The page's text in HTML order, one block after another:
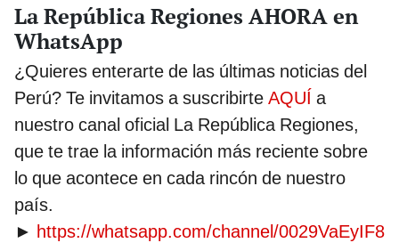
La República Regiones AHORA en
WhatsApp
¿Quieres enterarte de las últimas noticias del
Perú? Te invitamos a suscribirte AQUÍ a
nuestro canal oficial La República Regiones,
que te trae la información más reciente sobre
lo que acontece en cada rincón de nuestro
país.
► https://whatsapp.com/channel/0029VaEyIF8